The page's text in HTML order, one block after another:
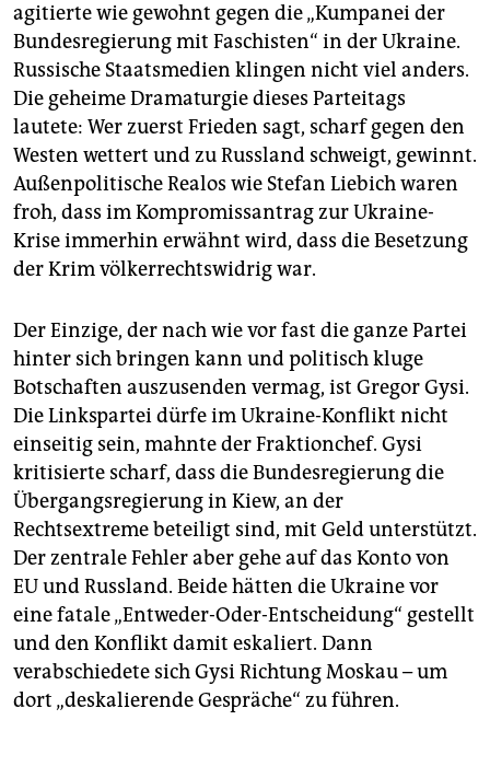
agitierte wie gewohnt gegen die „Kumpanei der
Bundesregierung mit Faschisten“ in der Ukraine.
Russische Staatsmedien klingen nicht viel anders.
Die geheime Dramaturgie dieses Parteitags
lautete: Wer zuerst Frieden sagt, scharf gegen den
Westen wettert und zu Russland schweigt, gewinnt.
Außenpolitische Realos wie Stefan Liebich waren
froh, dass im Kompromissantrag zur Ukraine-
Krise immerhin erwähnt wird, dass die Besetzung
der Krim völkerrechtswidrig war.
Der Einzige, der nach wie vor fast die ganze Partei
hinter sich bringen kann und politisch kluge
Botschaften auszusenden vermag, ist Gregor Gysi.
Die Linkspartei dürfe im Ukraine-Konflikt nicht
einseitig sein, mahnte der Fraktionchef. Gysi
kritisierte scharf, dass die Bundesregierung die
Übergangsregierung in Kiew, an der
Rechtsextreme beteiligt sind, mit Geld unterstützt.
Der zentrale Fehler aber gehe auf das Konto von
EU und Russland. Beide hätten die Ukraine vor
eine fatale „Entweder-Oder-Entscheidung“ gestellt
und den Konflikt damit eskaliert. Dann
verabschiedete sich Gysi Richtung Moskau – um
dort „deskalierende Gespräche“ zu führen.